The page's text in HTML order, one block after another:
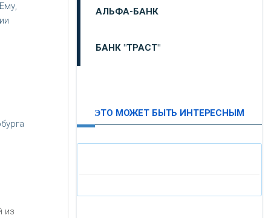
из
АЛЬФА-БАНК
БАНК "ТРАСТ"
ЭТО МОЖЕТ БЫТЬ ИНТЕРЕСНЫМ